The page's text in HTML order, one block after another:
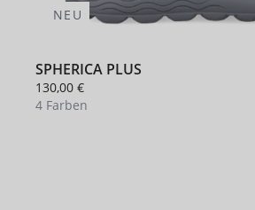
NEU
SPHERICA PLUS
130,00 €
4 Farben